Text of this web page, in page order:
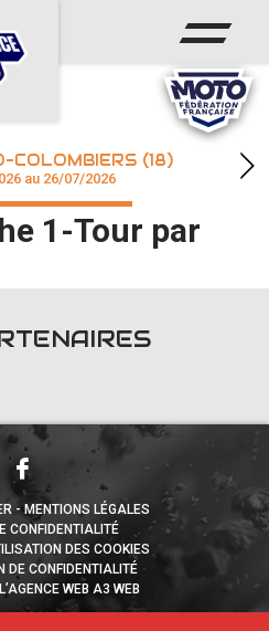
COLOMBIERS (18)
au 26/07/2026
1-Tour par
MENTIONS LÉGALES
CONFIDENTIALITÉ
DES COOKIES
DE CONFIDENTIALITÉ
WEB A3 WEB